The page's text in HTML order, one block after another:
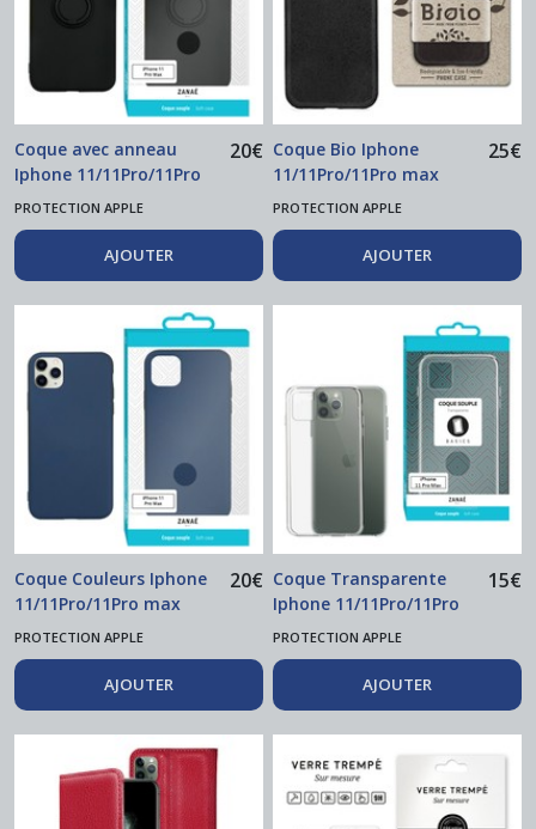
Coque avec anneau
Iphone 11/11Pro/11Pro
max
20€
PROTECTION APPLE
AJOUTER
Coque Bio Iphone
11/11Pro/11Pro max
25€
PROTECTION APPLE
AJOUTER
Coque Couleurs Iphone
11/11Pro/11Pro max
20€
PROTECTION APPLE
AJOUTER
Coque Transparente
Iphone 11/11Pro/11Pro
max
15€
PROTECTION APPLE
AJOUTER